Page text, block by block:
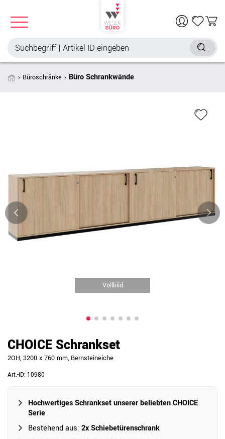
Büroschränke Büro Schrankwände
Vollbild
CHOICE Schrankset
2OH, 3200 x 760 mm, Bernsteineiche
Art.-ID: 10980
Hochwertiges Schrankset unserer beliebten CHOICE
Serie
Bestehend aus: 2x Schiebetürenschrank